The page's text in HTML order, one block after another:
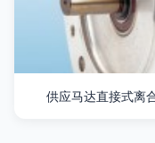
供应马达直接式离